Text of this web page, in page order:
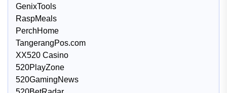
GenixTools
RaspMeals
PerchHome
TangerangPos.com
XX520 Casino
520PlayZone
520GamingNews